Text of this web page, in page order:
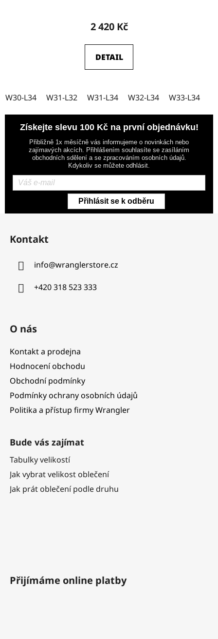
2 420 Kč
DETAIL
W30-L34 W31-L32 W31-L34 W32-L34 W33-L34
Získejte slevu 100 Kč na první objednávku!
Přibližně 1x měsíčně vás informujeme o novinkách nebo
zajímavých akcích. Přihlášením souhlasíte se zasíláním
obchodních sdělení a se zpracováním osobních údajů.
Kdykoliv se můžete odhlásit.
Přihlásit se k odběru
Z
Kontakt
info@wranglerstore.cz
+420 318 523 333
O nás
Kontakt a prodejna
Hodnocení obchodu
Obchodní podmínky
Podmínky ochrany osobních údajů
Politika a přístup firmy Wrangler
Bude vás zajímat
Tabulky velikostí
Jak vybrat velikost oblečení
Jak prát oblečení podle druhu
Přijímáme online platby